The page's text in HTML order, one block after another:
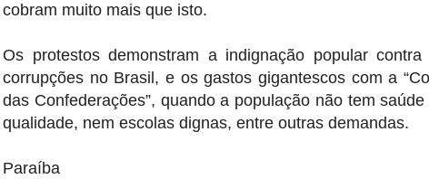
cobram muito mais que isto.
Os protestos demonstram a indignação popular contra
corrupções no Brasil, e os gastos gigantescos com a
das Confederações”, quando a população não tem saúde
qualidade, nem escolas dignas, entre outras demandas.
Paraíba